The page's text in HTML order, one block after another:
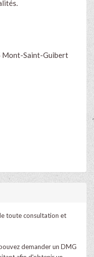
Mont-Saint-Guibert
toute consultation et
demander un DMG